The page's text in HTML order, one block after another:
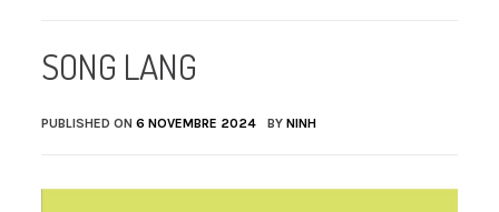
SONG LANG
PUBLISHED ON6 NOVEMBRE 2024 BYNINH